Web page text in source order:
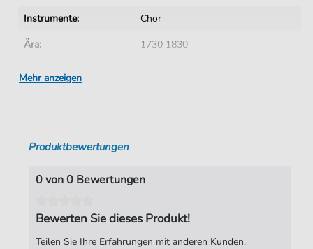
Instrumente:
Chor
Ära:
1730 1830
Chor:
Spieldauer:
Verlag:
Jürgen Knuth
Mehr anzeigen
Produktbewertungen
0 von 0 Bewertungen
Bewerten Sie dieses Produkt!
Teilen Sie Ihre Erfahrungen mit anderen Kunden.